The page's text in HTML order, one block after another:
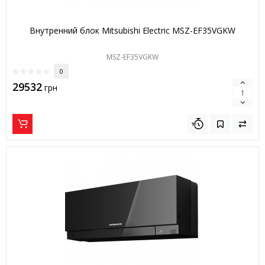
Внутренний блок Mitsubishi Electric MSZ-EF35VGKW
MSZ-EF35VGKW
0
29532 грн